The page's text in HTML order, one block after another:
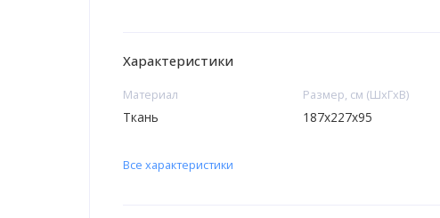
Характеристики
Материал
Ткань
Размер, см (ШхГхВ)
187x227x95
Все характеристики